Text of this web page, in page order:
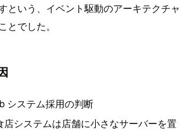
という、イベント駆動のアーキテクチャ
とでした。
システム採用の判断
店システムは店舗に小さなサーバーを置